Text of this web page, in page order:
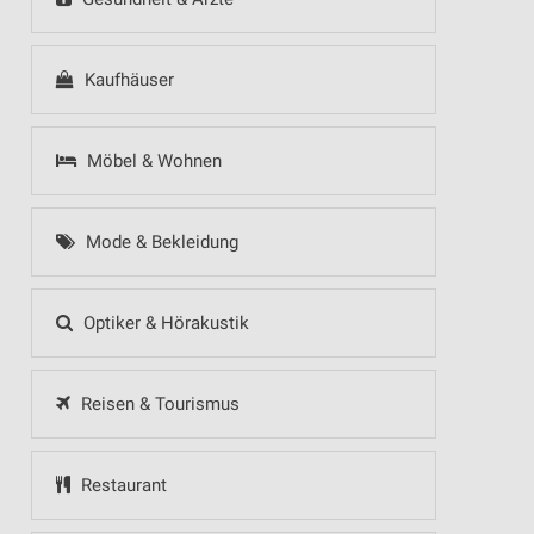
Kaufhäuser
Möbel & Wohnen
Mode & Bekleidung
Optiker & Hörakustik
Reisen & Tourismus
Restaurant